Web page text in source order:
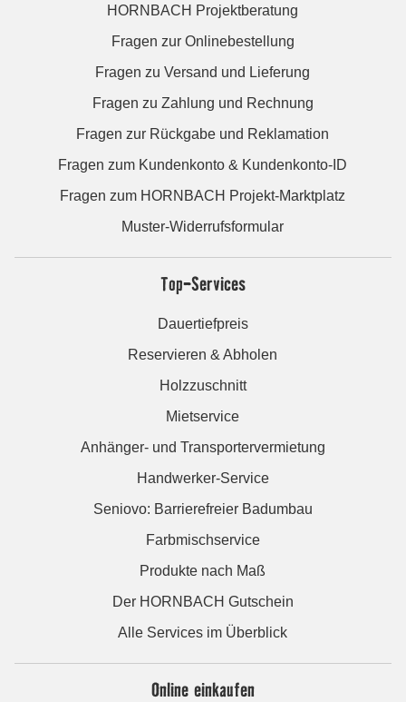
HORNBACH Projektberatung
Fragen zur Onlinebestellung
Fragen zu Versand und Lieferung
Fragen zu Zahlung und Rechnung
Fragen zur Rückgabe und Reklamation
Fragen zum Kundenkonto & Kundenkonto-ID
Fragen zum HORNBACH Projekt-Marktplatz
Muster-Widerrufsformular
Top-Services
Dauertiefpreis
Reservieren & Abholen
Holzzuschnitt
Mietservice
Anhänger- und Transportervermietung
Handwerker-Service
Seniovo: Barrierefreier Badumbau
Farbmischservice
Produkte nach Maß
Der HORNBACH Gutschein
Alle Services im Überblick
Online einkaufen